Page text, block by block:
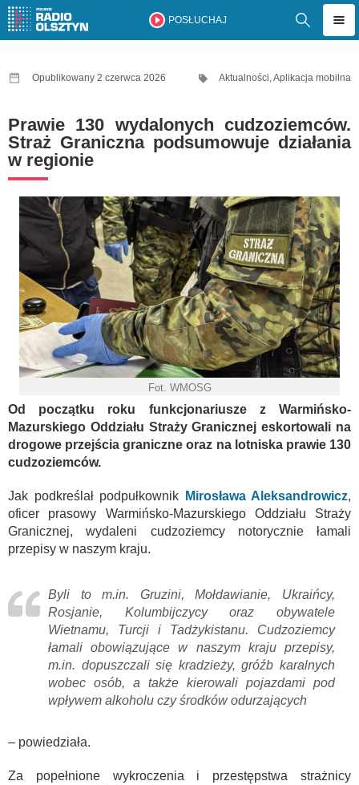
POSŁUCHAJ
Opublikowany 2 czerwca 2026 Aktualności,Aplikacja mobilna
Prawie 130 wydalonych cudzoziemców.
Straż Graniczna podsumowuje działania
w regionie
Fot. WMOSG
Od początku roku funkcjonariusze z Warmińsko-
Mazurskiego Oddziału Straży Granicznej eskortowali na
drogowe przejścia graniczne oraz na lotniska prawie 130
cudzoziemców.
Jak podkreślał podpułkownik Mirosława Aleksandrowicz,
oficer prasowy Warmińsko-Mazurskiego Oddziału Straży
Granicznej, wydaleni cudzoziemcy notorycznie łamali
przepisy w naszym kraju.
Byli to m.in. Gruzini, Mołdawianie, Ukraińcy,
Rosjanie, Kolumbijczycy oraz obywatele
Wietnamu, Turcji i Tadżykistanu. Cudzoziemcy
łamali obowiązujące w naszym kraju przepisy,
m.in. dopuszczali się kradzieży, gróźb karalnych
wobec osób, a także kierowali pojazdami pod
wpływem alkoholu czy środków odurzających
– powiedziała.
Za popełnione wykroczenia i przestępstwa strażnicy